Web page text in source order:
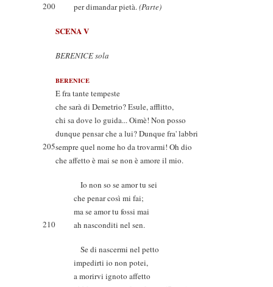
200
per dimandar pietà.(Parte)
SCENA V
BERENICE sola
BERENICE
E fra tante tempeste
che sarà di Demetrio? Esule, afflitto,
chi sa dove lo guida... Oimè! Non posso
dunque pensar che a lui? Dunque fra' labbri
205sempre quel nome ho da trovarmi! Oh dio
che affetto è mai se non è amore il mio.
Io non so se amor tu sei
che penar così mi fai;
ma se amor tu fossi mai
210
ah nasconditi nel sen.
Se di nascermi nel petto
impedirti io non potei,
a morirvi ignoto affetto